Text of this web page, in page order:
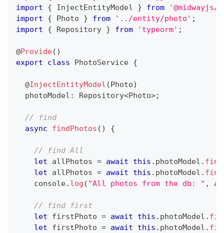
import
{ InjectEntityModel } from
'@midwayjs/
import
{ Photo } from '../entity/photo' ;
import
{ Repository } from 'typeorm' ;
@Provide( )
export
class PhotoService {
@InjectEntityModel (Photo)
  photoModel
: Repository<Photo>;
// find
async
findPhotos ( ) {
// find All
let allPhotos = await this . photoModel . find
let allPhotos = await this . photoModel . find
console. log ( "All photos from the db: " ,
// find first
let firstPhoto = await this . photoModel .
let firstPhoto = await this . photoModel .